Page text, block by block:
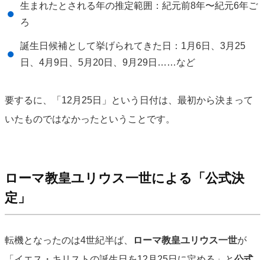
生まれたとされる年の推定範囲：紀元前8年〜紀元6年ご
ろ
誕生日候補として挙げられてきた日：1月6日、3月25
日、4月9日、5月20日、9月29日……など
要するに、「12月25日」という日付は、最初から決まって
いたものではなかったということです。
ローマ教皇ユリウス一世による「公式決
定」
転機となったのは4世紀半ば、 ローマ教皇ユリウス一世が